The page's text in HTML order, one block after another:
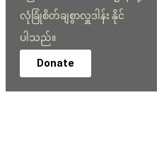
လုံခြုံစိတ်ချစွာလှူဒါန်း နိုင်
ပါသည်။
Donate